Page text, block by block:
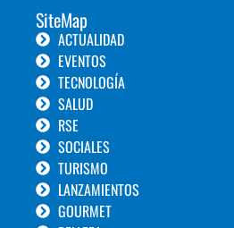
SiteMap
ACTUALIDAD
EVENTOS
TECNOLOGÍA
SALUD
RSE
SOCIALES
TURISMO
LANZAMIENTOS
GOURMET